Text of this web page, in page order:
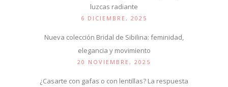
luzcas radiante
6 DICIEMBRE, 2025
Nueva colección Bridal de Sibilina: feminidad,
elegancia y movimiento
20 NOVIEMBRE, 2025
¿Casarte con gafas o con lentillas? La respuesta